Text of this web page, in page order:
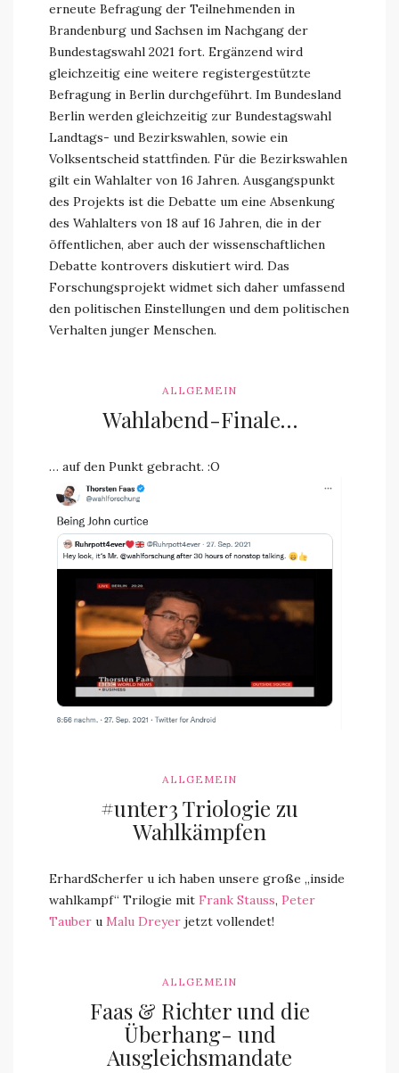
erneute Befragung der Teilnehmenden in
Brandenburg und Sachsen im Nachgang der
Bundestagswahl 2021 fort. Ergänzend wird
gleichzeitig eine weitere registergestützte
Befragung in Berlin durchgeführt. Im Bundesland
Berlin werden gleichzeitig zur Bundestagswahl
Landtags- und Bezirkswahlen, sowie ein
Volksentscheid stattfinden. Für die Bezirkswahlen
gilt ein Wahlalter von 16 Jahren. Ausgangspunkt
des Projekts ist die Debatte um eine Absenkung
des Wahlalters von 18 auf 16 Jahren, die in der
öffentlichen, aber auch der wissenschaftlichen
Debatte kontrovers diskutiert wird. Das
Forschungsprojekt widmet sich daher umfassend
den politischen Einstellungen und dem politischen
Verhalten junger Menschen.
ALLGEMEIN
Wahlabend-Finale…
… auf den Punkt gebracht. :O
ALLGEMEIN
#unter3 Triologie zu
Wahlkämpfen
ErhardScherfer u ich haben unsere große „inside
wahlkampf“ Trilogie mit Frank Stauss, Peter
Tauber u Malu Dreyer jetzt vollendet!
ALLGEMEIN
Faas & Richter und die
Überhang- und
Ausgleichsmandate